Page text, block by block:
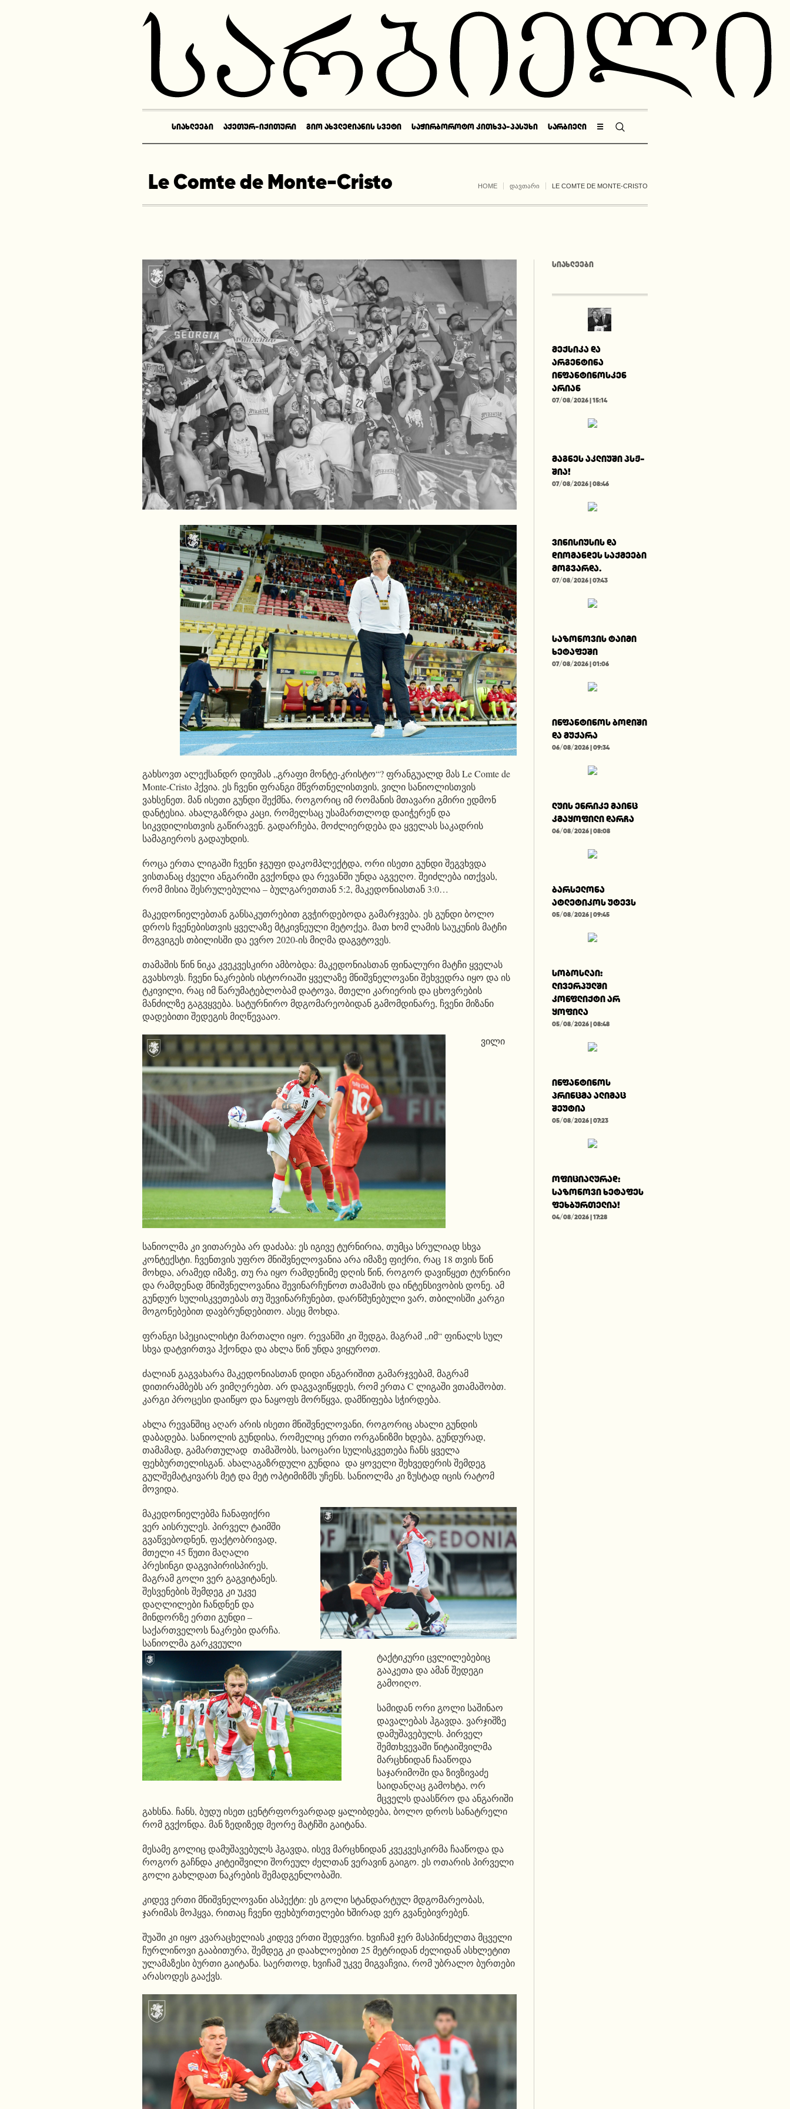
ᲡᲘᲐᲮᲚᲔᲔᲑᲘ ᲐᲥᲔᲗᲣᲠ-ᲘᲥᲘᲗᲣᲠᲘ ᲒᲘᲝ ᲐᲮᲕᲚᲔᲓᲘᲐᲜᲘᲡ ᲡᲕᲔᲢᲘ ᲡᲐᲭᲘᲠᲑᲝᲠᲝᲢᲝ ᲙᲘᲗᲮᲕᲐ-ᲞᲐᲡᲣᲮᲘ ᲡᲐᲠᲑᲘᲔᲚᲘ ☰
Le Comte de Monte-Cristo HOME ᲓᲐᲕᲗᲐᲠᲘ LE COMTE DE MONTE-CRISTO
გახსოვთ ალექსანდრ დიუმას „გრაფი მონტე-კრისტო“? ფრანგუალდ მას Le Comte de
Monte-Cristo ჰქვია. ეს ჩვენი ფრანგი მწვრთნელისთვის, ვილი სანიოლისთვის
ვახსენეთ. მან ისეთი გუნდი შექმნა, როგორიც იმ რომანის მთავარი გმირი ედმონ
დანტესია. ახალგაზრდა კაცი, რომელსაც უსამართლოდ დაიჭერენ და
სიკვდილისთვის გაწირავენ. გადარჩება, მოძლიერდება და ყველას საკადრის
სამაგიეროს გადაუხდის.
როცა ერთა ლიგაში ჩვენი ჯგუფი დაკომპლექტდა, ორი ისეთი გუნდი შეგვხვდა
ვისთანაც ძველი ანგარიში გვქონდა და რევანში უნდა აგვეღო. შეიძლება ითქვას,
რომ მისია შესრულებულია – ბულგარეთთან 5:2, მაკედონიასთან 3:0…
მაკედონიელებთან განსაკუთრებით გვჭირდებოდა გამარჯვება. ეს გუნდი ბოლო
დროს ჩვენებისთვის ყველაზე მტკივნეული მეტოქეა. მათ ხომ ლამის საუკუნის მატჩი
მოგვიგეს თბილისში და ევრო 2020-ის მიღმა დაგვტოვეს.
თამაშის წინ ნიკა კვეკვესკირი ამბობდა: მაკედონიასთან ფინალური მატჩი ყველას
გვახსოვს. ჩვენი ნაკრების ისტორიაში ყველაზე მნიშვნელოვანი შეხვედრა იყო და ის
ტკივილი, რაც იმ წარუმატებლობამ დატოვა, მთელი კარიერის და ცხოვრების
მანძილზე გაგვყვება. სატურნირო მდგომარეობიდან გამომდინარე, ჩვენი მიზანი
დადებითი შედეგის მიღწევააო.
ვილი
სანიოლმა კი ვითარება არ დაძაბა: ეს იგივე ტურნირია, თუმცა სრულიად სხვა
კონტექსტი. ჩვენთვის უფრო მნიშვნელოვანია არა იმაზე ფიქრი, რაც 18 თვის წინ
მოხდა, არამედ იმაზე, თუ რა იყო რამდენიმე დღის წინ, როგორ დავიწყეთ ტურნირი
და რამდენად მნიშვნელოვანია შევინარჩუნოთ თამაშის და ინტენსივობის დონე. ამ
გუნდურ სულისკვეთებას თუ შევინარჩუნებთ, დარწმუნებული ვარ, თბილისში კარგი
მოგონებებით დავბრუნდებითო. ასეც მოხდა.
ფრანგი სპეციალისტი მართალი იყო. რევანში კი შედგა, მაგრამ „იმ“ ფინალს სულ
სხვა დატვირთვა ჰქონდა და ახლა წინ უნდა ვიყუროთ.
ძალიან გაგვახარა მაკედონიასთან დიდი ანგარიშით გამარჯვებამ, მაგრამ
დითირამბებს არ ვიმღერებთ. არ დაგვავიწყდეს, რომ ერთა C ლიგაში ვთამაშობთ.
კარგი პროცესი დაიწყო და ნაყოფს მორწყვა, დამწიფება სჭირდება.
ახლა რევანშიც აღარ არის ისეთი მნიშვნელოვანი, როგორიც ახალი გუნდის
დაბადება. სანიოლის გუნდისა, რომელიც ერთი ორგანიზმი ხდება, გუნდურად,
თამამად, გამართულად თამაშობს, საოცარი სულისკვეთება ჩანს ყველა
ფეხბურთელისგან. ახალაგაზრდული გუნდია და ყოველი შეხვედერის შემდეგ
გულშემატკივარს მეტ და მეტ ოპტიმიზმს უჩენს. სანიოლმა კი ზუსტად იცის რატომ
მოვიდა.
მაკედონიელებმა ჩანაფიქრი
ვერ აისრულეს. პირველ ტაიმში
გვაწვებოდნენ, ფაქტობრივად,
მთელი 45 წუთი მაღალი
პრესინგი დაგვიპირისპირეს,
მაგრამ გოლი ვერ გაგვიტანეს.
შესვენების შემდეგ კი უკვე
დაღლილები ჩანდნენ და
მინდორზე ერთი გუნდი –
საქართველოს ნაკრები დარჩა.
სანიოლმა გარკვეული
ტაქტიკური ცვლილებებიც
გააკეთა და ამან შედეგი
გამოიღო.
სამიდან ორი გოლი საშინაო
დავალებას ჰგავდა. ვარჯიშზე
დამუშავებულს. პირველ
შემთხვევაში წიტაიშვილმა
მარცხნიდან ჩააწოდა
საჯარიმოში და ზივზივაძე
საიდანღაც გამოხტა, ორ
მცველს დაასწრო და ანგარიში
გახსნა. ჩანს, ბუდუ ისეთ ცენტრფორვარდად ყალიბდება, ბოლო დროს სანატრელი
რომ გვქონდა. მან ზედიზედ მეორე მატჩში გაიტანა.
მესამე გოლიც დამუშავებულს ჰგავდა, ისევ მარცხნიდან კვეკვესკირმა ჩააწოდა და
როგორ გაჩნდა კიტეიშვილი შორეულ ძელთან ვერავინ გაიგო. ეს ოთარის პირველი
გოლი გახლდათ ნაკრების შემადგენლობაში.
კიდევ ერთი მნიშვნელოვანი ასპექტი: ეს გოლი სტანდარტულ მდგომარეობას,
ჯარიმას მოჰყვა, რითაც ჩვენი ფეხბურთელები ხშირად ვერ გვანებივრებენ.
შუაში კი იყო კვარაცხელიას კიდევ ერთი შედევრი. ხვიჩამ ჯერ მასპინძელთა მცველი
ჩურლინოვი გააბითურა, შემდეგ კი დაახლოებით 25 მეტრიდან ძელიდან ასხლეტით
ულამაზესი ბურთი გაიტანა. საერთოდ, ხვიჩამ უკვე მიგვაჩვია, რომ უბრალო ბურთები
არასოდეს გააქვს.
ᲡᲘᲐᲮᲚᲔᲔᲑᲘ
მექსიკა და
არგენტინა
ინფანტინოსკენ
არიან
07/08/2026 | 15:14
მაგნეს აკლიუში პსჟ-
შია!
07/08/2026 | 08:46
ვინისიუსის და
დიომანდეს საქმეები
მოგვარდა.
07/08/2026 | 07:43
საზონოვის ტაიმი
ხეტაფეში
07/08/2026 | 01:06
ინფანტინოს ბოდიში
და მუქარა
06/08/2026 | 09:34
ლუის ენრიკე მაინც
კმაყოფილი დარჩა
06/08/2026 | 08:08
ბარსელონა
ატლეტიკოს უტევს
05/08/2026 | 09:45
სობოსლაი:
ლივერპულში
კონფლიქტი არ
ყოფილა
05/08/2026 | 08:48
ინფანტინოს
პრინცმა ალიმაც
შეუტია
05/08/2026 | 07:23
ოფიციალურად:
საზონოვი ხეტაფეს
ფეხბურთელია!
04/08/2026 | 17:28